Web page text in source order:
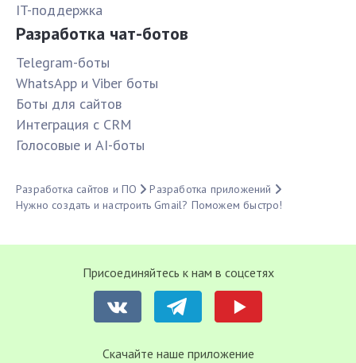
IT-поддержка
Разработка чат-ботов
Telegram-боты
WhatsApp и Viber боты
Боты для сайтов
Интеграция с CRM
Голосовые и AI-боты
Разработка сайтов и ПО
Разработка приложений
Нужно создать и настроить Gmail? Поможем быстро!
Присоединяйтесь к нам в соцсетях
Cкачайте наше приложение